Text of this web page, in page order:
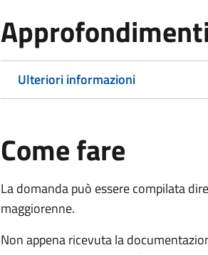
Approfondimenti
Ulteriori informazioni
Come fare
La domanda può essere compilata
maggiorenne.
Non appena ricevuta la